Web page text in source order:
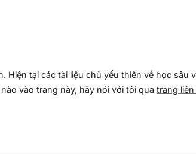
Hiện tại các tài liệu chủ yếu thiên về học sâu
vào trang này, hãy nói với tôi qua trang liên